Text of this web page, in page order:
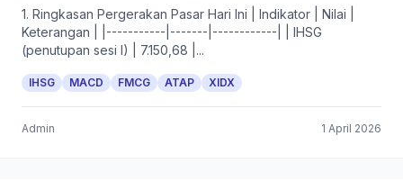
1. Ringkasan Pergerakan Pasar Hari Ini | Indikator | Nilai |
Keterangan | |-----------|-------|------------| | IHSG
(penutupan sesi I) | 7.150,68 |...
IHSG MACD FMCG ATAP XIDX
Admin 1 April 2026